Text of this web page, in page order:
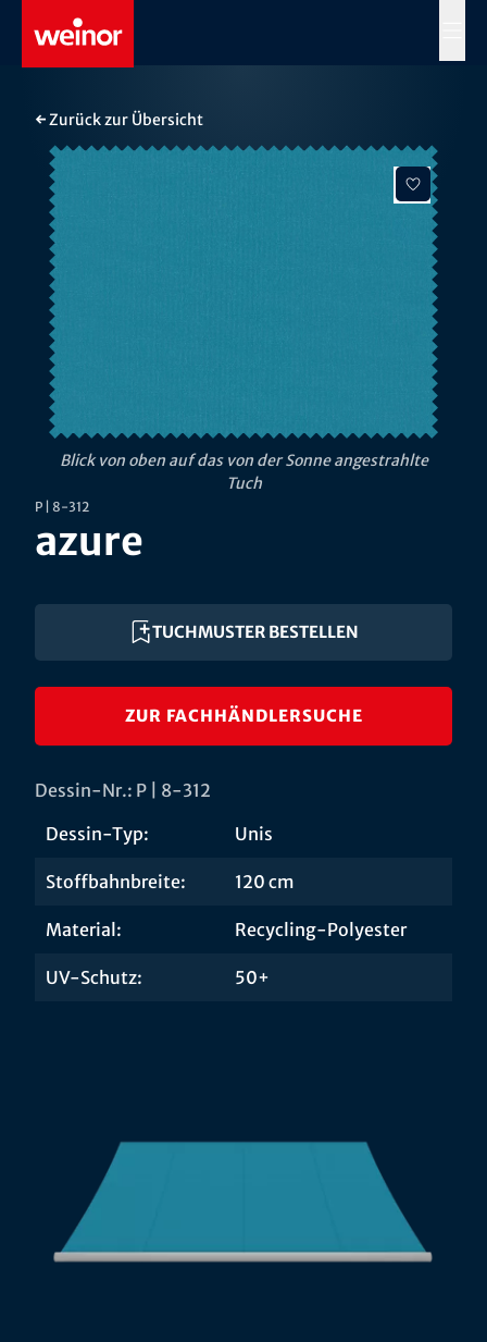
Skip to main content
← Zurück zur Übersicht
Blick von oben auf das von der Sonne angestrahlte
Tuch
P | 8-312
azure
TUCHMUSTER BESTELLEN
ZUR FACHHÄNDLERSUCHE
Dessin-Nr.: P | 8-312
Dessin-Typ:
Unis
Stoffbahnbreite: 120 cm
Material: Recycling-Polyester
UV-Schutz: 50+